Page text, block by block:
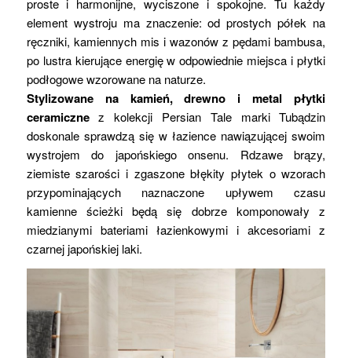
proste i harmonijne, wyciszone i spokojne. Tu każdy
element wystroju ma znaczenie: od prostych półek na
ręczniki, kamiennych mis i wazonów z pędami bambusa,
po lustra kierujące energię w odpowiednie miejsca i płytki
podłogowe wzorowane na naturze.
Stylizowane na kamień, drewno i metal płytki
ceramicznez kolekcji Persian Tale marki Tubądzin
doskonale sprawdzą się w łazience nawiązującej swoim
wystrojem do japońskiego onsenu. Rdzawe brązy,
ziemiste szarości i zgaszone błękity płytek o wzorach
przypominających naznaczone upływem czasu
kamienne ścieżki będą się dobrze komponowały z
miedzianymi bateriami łazienkowymi i akcesoriami z
czarnej japońskiej laki.